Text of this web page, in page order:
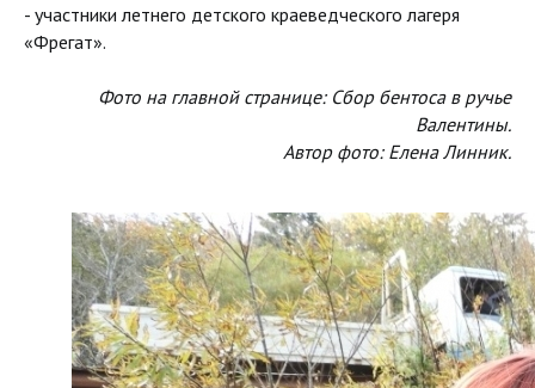
- участники летнего детского краеведческого лагеря
«Фрегат».
Фото на главной странице: Сбор бентоса в ручье
Валентины.
Автор фото: Елена Линник.